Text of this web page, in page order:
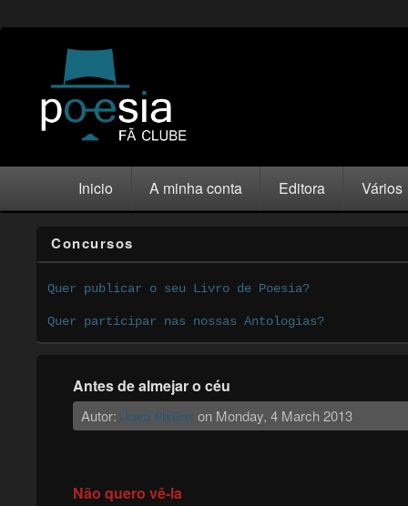
Inicio A minha conta Editora Vários
Concursos
Quer publicar o seu Livro de Poesia?
Quer participar nas nossas Antologias?
Antes de almejar o céu
Autor: Jose Mattos on Monday, 4 March 2013
Não quero vê-la